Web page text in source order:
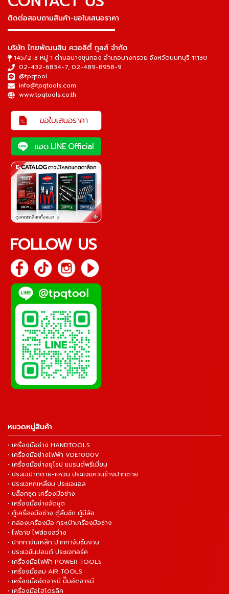
ติดต่อสอบถามสินค้า-ขอใบเสนอราคา
▬▬▬▬▬▬▬▬▬▬▬▬▬▬▬
บริษัท ไทยพัฒนสิน ควอลิตี้ ทูลส์ จำกัด
145/2-3 หมู่ 1 ตำบลบางขุนกอง อำเภอบางกรวย จังหวัดนนทบุรี 11130
02-432-6834-7, 02-489-8958-9
@tpqtool
info@tpqtools.com
www.tpqtools.co.th
FOLLOW US
หมวดหมู่สินค้า
• เครื่องมือช่าง HANDTOOLS
• เครื่องมือช่างไฟฟ้า VDE1000V
• เครื่องมือช่างยุโรป แบรนด์พรีเมี่ยม
• ประแจปากตาย-แหวน ประแจแหวนข้างปากตาย
• ประแจหกเหลี่ยม ประแจแอล
• บล็อกชุด เครื่องมือช่าง
• เครื่องมือช่างจัดชุด
• ตู้เครื่องมือช่าง ตู้ลิ้นชัก ตู้มีล้อ
• กล่องเครื่องมือ กระเป๋าเครื่องมือช่าง
• ไฟฉาย ไฟส่องสว่าง
• ปากกาจับเหล็ก ปากกาจับชิ้นงาน
• ประแจขันปอนด์ ประแจทอร์ค
• เครื่องมือไฟฟ้า POWER TOOLS
• เครื่องมือลม AIR TOOLS
• เครื่องมืออัดจารบี ปั๊มอัดจารบี
• เครื่องมือไฮโดรลิค